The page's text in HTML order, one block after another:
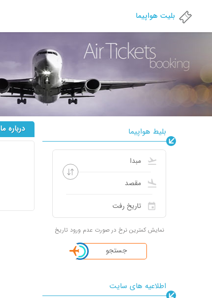
بلیت هواپیما
بلیط هواپیما
نمایش کمترین نرخ در صورت عدم ورود تاریخ
جستجو
اطلاعیه های سایت
درباره ما